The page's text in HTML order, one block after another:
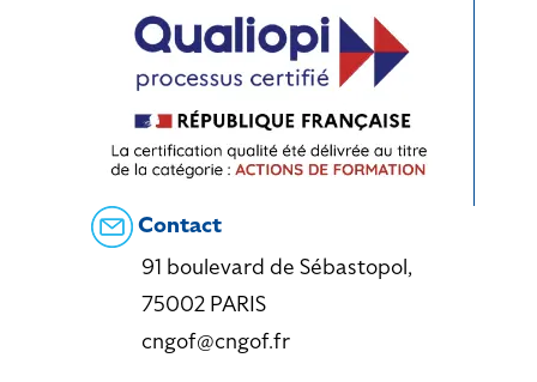
Contact
91 boulevard de Sébastopol,
75002 PARIS
cngof@cngof.fr